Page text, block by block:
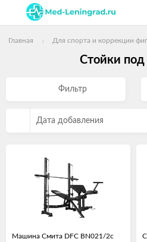
Главная Для спорта и коррекции
Стойки под
Фильтр
Дата добавления
Машина Смита DFC BN021/2с